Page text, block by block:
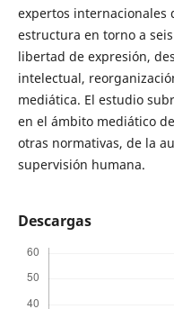
expertos internacionales
estructura en torno a
libertad de expresión,
intelectual,
mediática. El estudio
en el ámbito mediático
otras normativas, de la
supervisión humana.
Descargas